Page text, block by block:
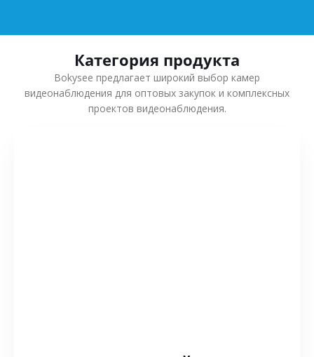
Категория продукта
Bokysee предлагает широкий выбор камер
видеонаблюдения для оптовых закупок и комплексных
проектов видеонаблюдения.